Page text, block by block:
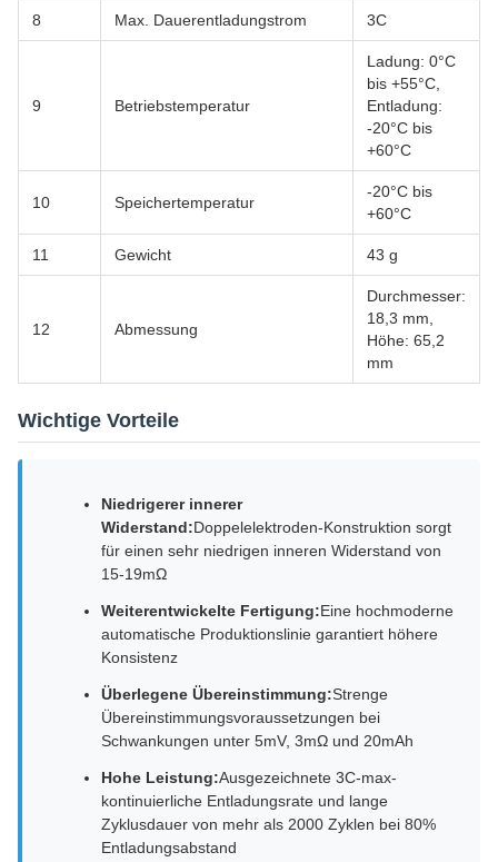
8 Max. Dauerentladungstrom 3C
9 Betriebstemperatur
Ladung: 0°C
bis +55°C,
Entladung:
-20°C bis
+60°C
10 Speichertemperatur
-20°C bis
+60°C
11 Gewicht 43 g
12 Abmessung
Durchmesser:
18,3 mm,
Höhe: 65,2
mm
Wichtige Vorteile
Niedrigerer innerer
Widerstand:Doppelelektroden-Konstruktion sorgt
für einen sehr niedrigen inneren Widerstand von
15-19mΩ
Weiterentwickelte Fertigung:Eine hochmoderne
automatische Produktionslinie garantiert höhere
Konsistenz
Überlegene Übereinstimmung:Strenge
Übereinstimmungsvoraussetzungen bei
Schwankungen unter 5mV, 3mΩ und 20mAh
Hohe Leistung:Ausgezeichnete 3C-max-
kontinuierliche Entladungsrate und lange
Zyklusdauer von mehr als 2000 Zyklen bei 80%
Entladungsabstand